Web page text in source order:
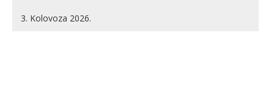
3. Kolovoza 2026.